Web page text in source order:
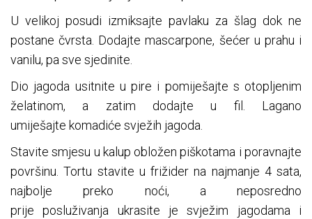
U velikoj posudi izmiksajte pavlaku za šlag dok ne
postane čvrsta. Dodajte mascarpone, šećer u prahu i
vanilu, pa sve sjedinite.
Dio jagoda usitnite u pire i pomiješajte s otopljenim
želatinom, a zatim dodajte u fil. Lagano
umiješajte komadiće svježih jagoda.
Stavite smjesu u kalup obložen piškotama i poravnajte
površinu. Tortu stavite u frižider na najmanje 4 sata,
najbolje preko noći, a neposredno
prije posluživanja ukrasite je svježim jagodama i